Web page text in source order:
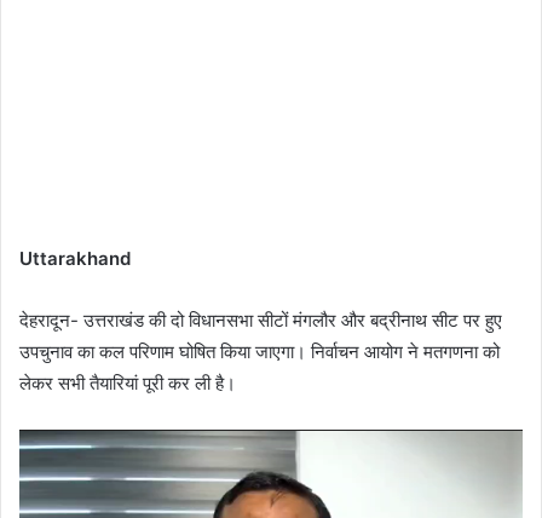
Uttarakhand
देहरादून- उत्तराखंड की दो विधानसभा सीटों मंगलौर और बद्रीनाथ सीट पर हुए
उपचुनाव का कल परिणाम घोषित किया जाएगा। निर्वाचन आयोग ने मतगणना को
लेकर सभी तैयारियां पूरी कर ली है।
Video
Player